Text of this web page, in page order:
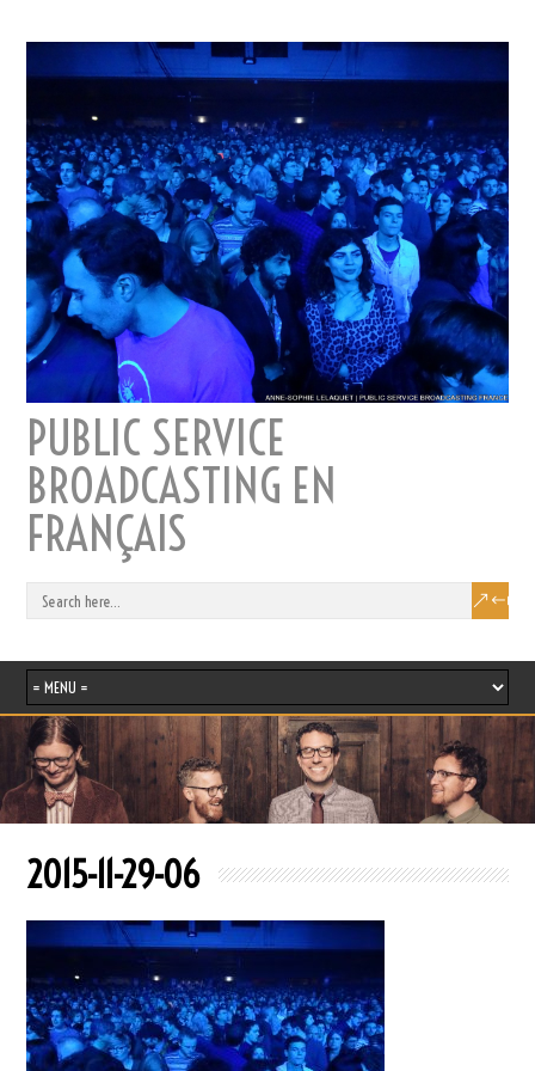
PUBLIC SERVICE
BROADCASTING EN
FRANÇAIS
2015-11-29-06